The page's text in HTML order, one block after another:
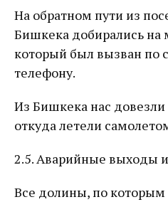
На обратном пути из
Бишкека добирались на
который был вызван по
телефону.
Из Бишкека нас довезли
откуда летели
2.5. Аварийные выходы
Все долины, по